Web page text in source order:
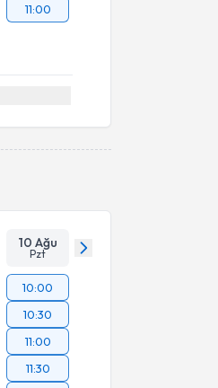
11:00
10 Ağu
Pzt
10:00
10:30
11:00
11:30